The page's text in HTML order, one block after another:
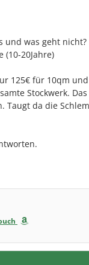
und was geht nicht?
(10-20Jahre)
125€ für 10qm
Stockwerk.
Taugt da die